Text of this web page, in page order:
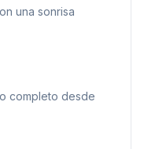
una sonrisa
completo desde